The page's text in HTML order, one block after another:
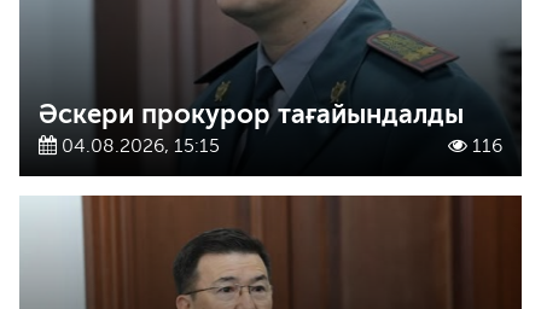
Әскери прокурор тағайындалды
04.08.2026, 15:15 116